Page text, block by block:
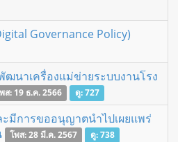
Governance Policy)
นาเครื่องแม่ข่ายระบบงานโรง
ส: 19 ธ.ค. 2566 ดู: 727
ะมีการขออนุญาตนำไปเผยแพร่
โพส: 28 มี.ค. 2567 ดู: 738